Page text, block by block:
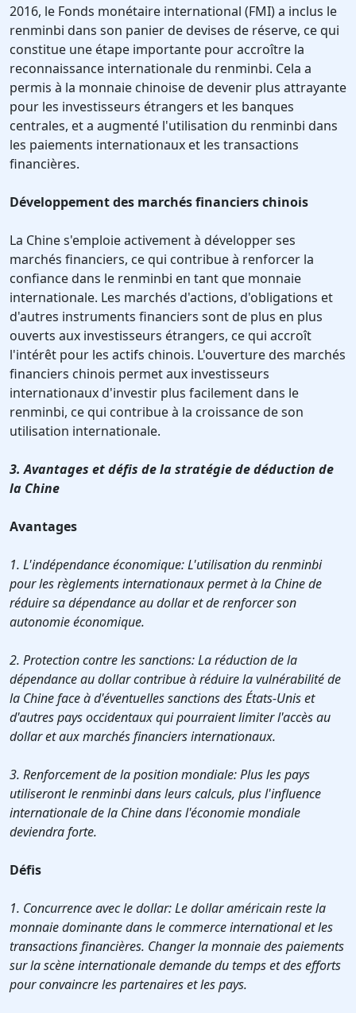
2016, le Fonds monétaire international (FMI) a inclus le
renminbi dans son panier de devises de réserve, ce qui
constitue une étape importante pour accroître la
reconnaissance internationale du renminbi. Cela a
permis à la monnaie chinoise de devenir plus attrayante
pour les investisseurs étrangers et les banques
centrales, et a augmenté l'utilisation du renminbi dans
les paiements internationaux et les transactions
financières.
Développement des marchés financiers chinois
La Chine s'emploie activement à développer ses
marchés financiers, ce qui contribue à renforcer la
confiance dans le renminbi en tant que monnaie
internationale. Les marchés d'actions, d'obligations et
d'autres instruments financiers sont de plus en plus
ouverts aux investisseurs étrangers, ce qui accroît
l'intérêt pour les actifs chinois. L'ouverture des marchés
financiers chinois permet aux investisseurs
internationaux d'investir plus facilement dans le
renminbi, ce qui contribue à la croissance de son
utilisation internationale.
3. Avantages et défis de la stratégie de déduction de
la Chine
Avantages
1. L'indépendance économique: L'utilisation du renminbi
pour les règlements internationaux permet à la Chine de
réduire sa dépendance au dollar et de renforcer son
autonomie économique.
2. Protection contre les sanctions: La réduction de la
dépendance au dollar contribue à réduire la vulnérabilité de
la Chine face à d'éventuelles sanctions des États-Unis et
d'autres pays occidentaux qui pourraient limiter l'accès au
dollar et aux marchés financiers internationaux.
3. Renforcement de la position mondiale: Plus les pays
utiliseront le renminbi dans leurs calculs, plus l'influence
internationale de la Chine dans l'économie mondiale
deviendra forte.
Défis
1. Concurrence avec le dollar: Le dollar américain reste la
monnaie dominante dans le commerce international et les
transactions financières. Changer la monnaie des paiements
sur la scène internationale demande du temps et des efforts
pour convaincre les partenaires et les pays.